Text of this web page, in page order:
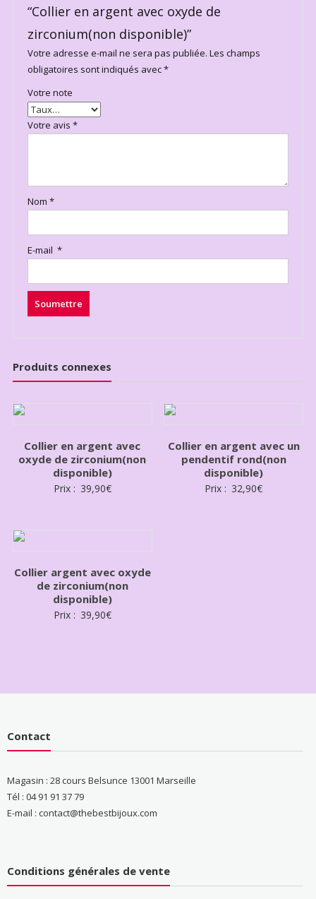
“Collier en argent avec oxyde de
zirconium(non disponible)”
Votre adresse e-mail ne sera pas publiée. Les champs
obligatoires sont indiqués avec*
Votre note
Votre avis *
Nom *
E-mail *
Produits connexes
Collier en argent avec
oxyde de zirconium(non
disponible)
Prix : 39,90€
Collier en argent avec un
pendentif rond(non
disponible)
Prix : 32,90€
Collier argent avec oxyde
de zirconium(non
disponible)
Prix : 39,90€
Contact
Magasin : 28 cours Belsunce 13001 Marseille
Tél : 04 91 91 37 79
E-mail : contact@thebestbijoux.com
Conditions générales de vente